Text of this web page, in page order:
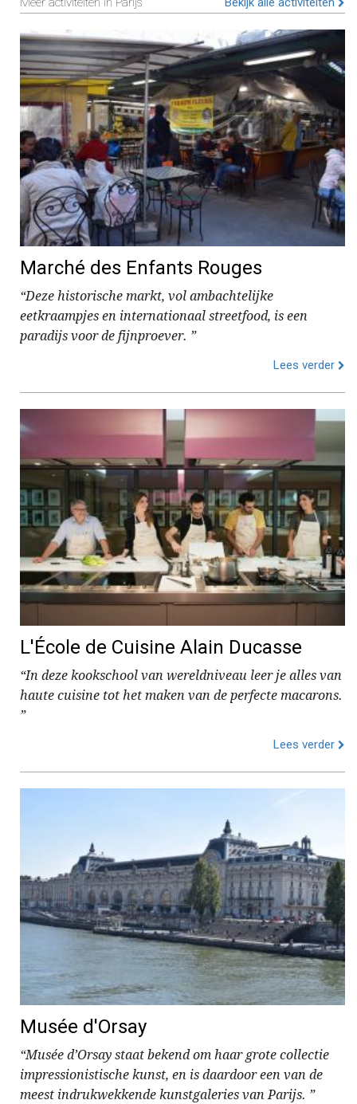
Marché des Enfants Rouges
“Deze historische markt, vol ambachtelijke
eetkraampjes en internationaal streetfood, is een
paradijs voor de fijnproever. ”
Lees verder
L'École de Cuisine Alain Ducasse
“In deze kookschool van wereldniveau leer je alles van
haute cuisine tot het maken van de perfecte macarons.
”
Lees verder
Musée d'Orsay
“Musée d’Orsay staat bekend om haar grote collectie
impressionistische kunst, en is daardoor een van de
meest indrukwekkende kunstgaleries van Parijs. ”